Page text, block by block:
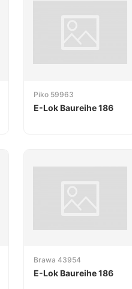
Piko 59963
E-Lok Baureihe 186
Brawa 43954
E-Lok Baureihe 186